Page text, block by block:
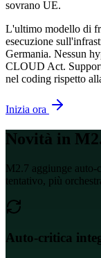
sovrano UE.
L'ultimo modello di
esecuzione
Germania. Nessun
CLOUD Act.
nel coding rispetto
Inizia ora
Novità in
M2.7 aggiunge
tentativo, più
Auto-critica